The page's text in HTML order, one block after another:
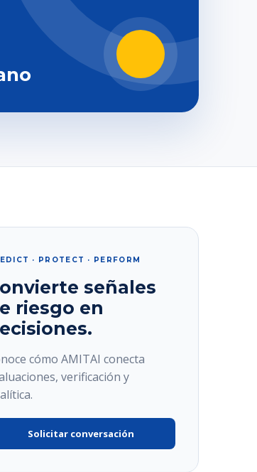
· PROTECT · PERFORM
señales
riesgo en
cómo AMITAI conecta
verificación y
Solicitar conversación